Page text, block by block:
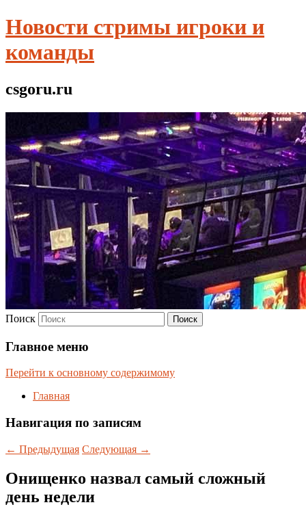
Новости стримы игроки и
команды
csgoru.ru
Поиск
Главное меню
Перейти к основному содержимому
Главная
Навигация по записям
← Предыдущая Следующая →
Онищенко назвал самый сложный
день недели